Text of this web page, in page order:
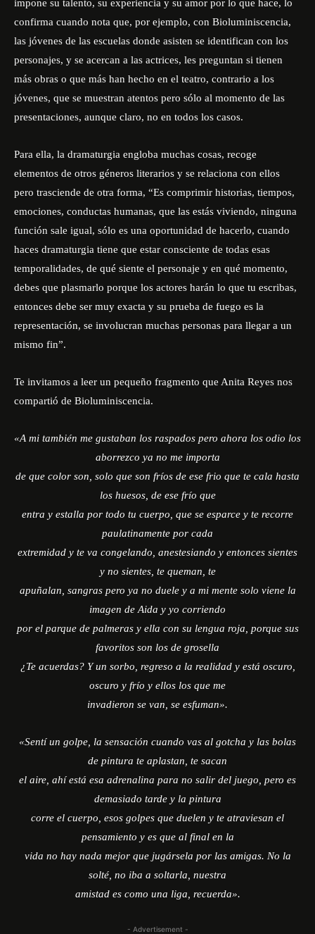
impone su talento, su experiencia y su amor por lo que hace, lo
confirma cuando nota que, por ejemplo, con Bioluminiscencia,
las jóvenes de las escuelas donde asisten se identifican con los
personajes, y se acercan a las actrices, les preguntan si tienen
más obras o que más han hecho en el teatro, contrario a los
jóvenes, que se muestran atentos pero sólo al momento de las
presentaciones, aunque claro, no en todos los casos.
Para ella, la dramaturgia engloba muchas cosas, recoge
elementos de otros géneros literarios y se relaciona con ellos
pero trasciende de otra forma, “Es comprimir historias, tiempos,
emociones, conductas humanas, que las estás viviendo, ninguna
función sale igual, sólo es una oportunidad de hacerlo, cuando
haces dramaturgia tiene que estar consciente de todas esas
temporalidades, de qué siente el personaje y en qué momento,
debes que plasmarlo porque los actores harán lo que tu escribas,
entonces debe ser muy exacta y su prueba de fuego es la
representación, se involucran muchas personas para llegar a un
mismo fin”.
Te invitamos a leer un pequeño fragmento que Anita Reyes nos
compartió de Bioluminiscencia.
«A mi también me gustaban los raspados pero ahora los odio los
aborrezco ya no me importa
de que color son, solo que son fríos de ese frio que te cala hasta
los huesos, de ese frío que
entra y estalla por todo tu cuerpo, que se esparce y te recorre
paulatinamente por cada
extremidad y te va congelando, anestesiando y entonces sientes
y no sientes, te queman, te
apuñalan, sangras pero ya no duele y a mi mente solo viene la
imagen de Aida y yo corriendo
por el parque de palmeras y ella con su lengua roja, porque sus
favoritos son los de grosella
¿Te acuerdas? Y un sorbo, regreso a la realidad y está oscuro,
oscuro y frío y ellos los que me
invadieron se van, se esfuman».
«Sentí un golpe, la sensación cuando vas al gotcha y las bolas
de pintura te aplastan, te sacan
el aire, ahí está esa adrenalina para no salir del juego, pero es
demasiado tarde y la pintura
corre el cuerpo, esos golpes que duelen y te atraviesan el
pensamiento y es que al final en la
vida no hay nada mejor que jugársela por las amigas. No la
solté, no iba a soltarla, nuestra
amistad es como una liga, recuerda».
- Advertisement -